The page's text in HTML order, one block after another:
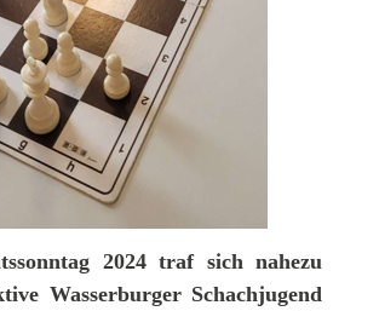
2024 traf sich nahezu
Wasserburger Schachjugend